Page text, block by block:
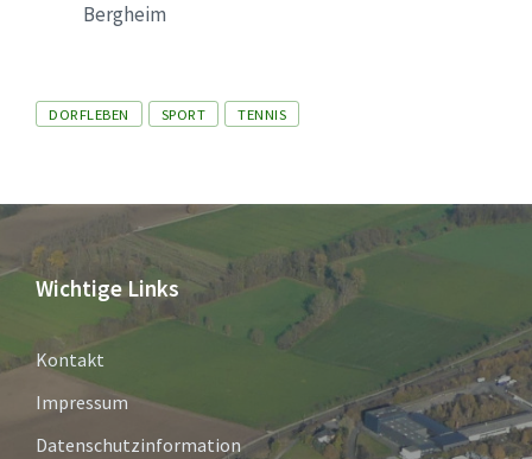
Bergheim
Tags
DORFLEBEN SPORT TENNIS
Wichtige Links
Kontakt
Impressum
Datenschutzinformation